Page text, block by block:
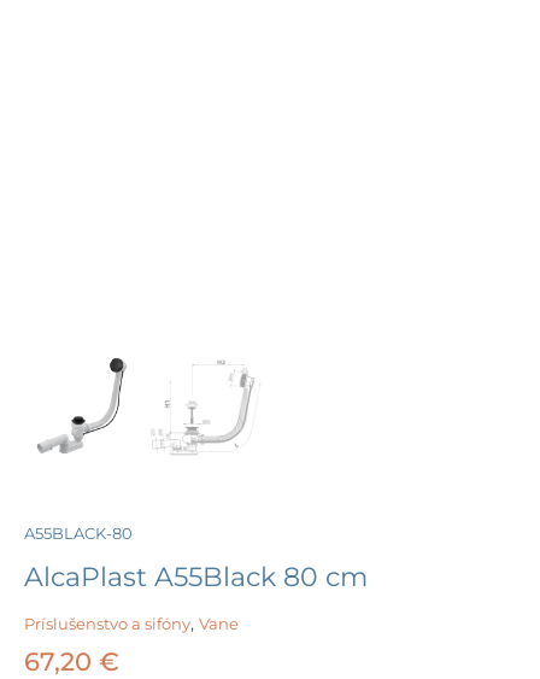
A55BLACK-80
AlcaPlast A55Black 80 cm
Príslušenstvo a sifóny, Vane
67,20 €